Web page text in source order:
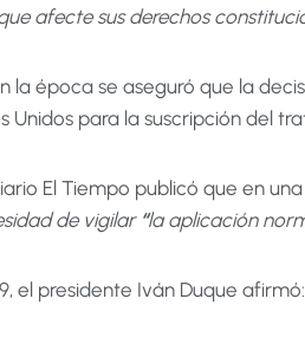
afecte sus derechos
la época se aseguró que la
Unidos para la suscripción del
El Tiempo publicó que en
de vigilar “la aplicación
el presidente Iván Duque afirmó: